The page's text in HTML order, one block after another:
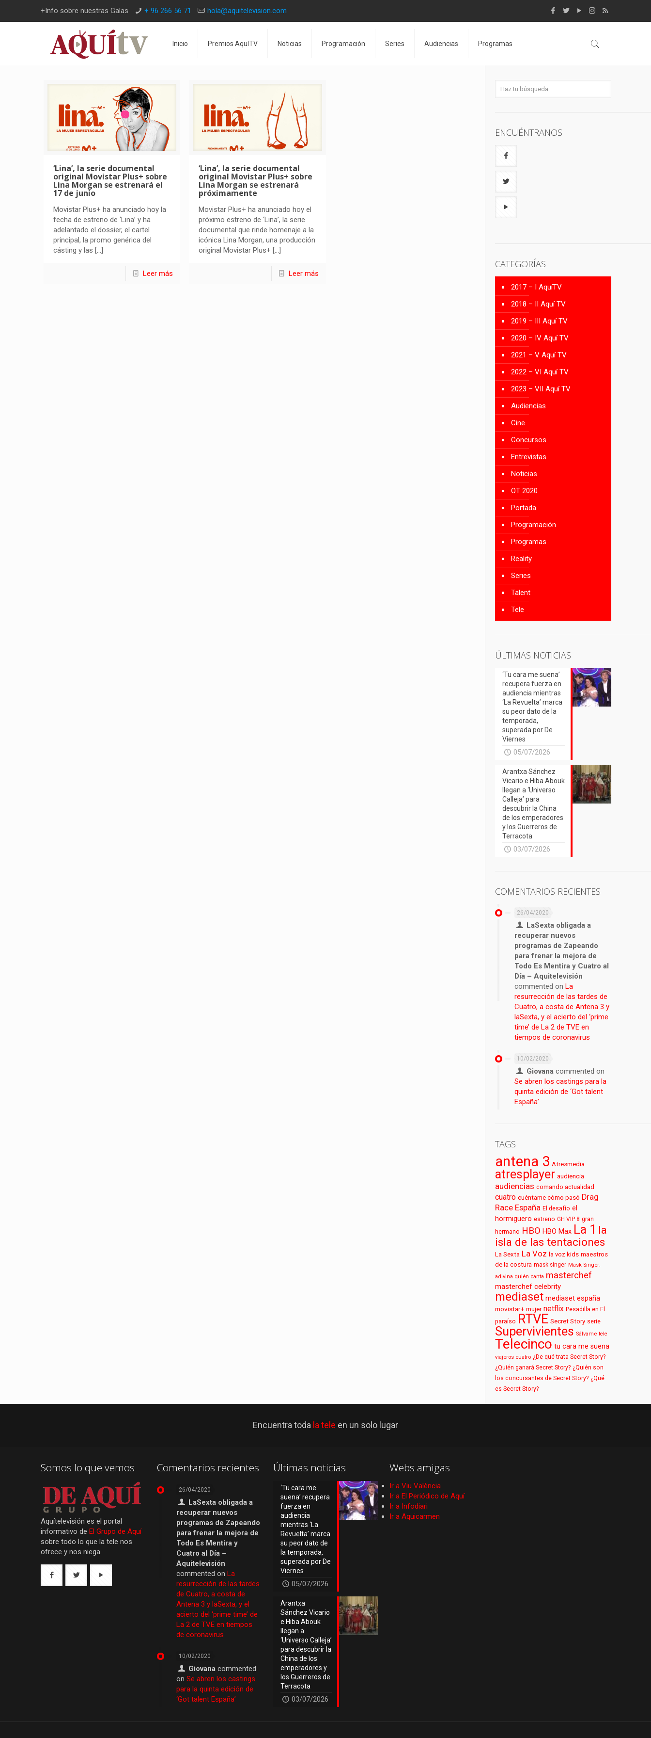
+Info sobre nuestras Galas + 96 266 56 71 hola@aquitelevision.com
Inicio Premios AquíTV Noticias Programación Series Audiencias Programas
‘Lina’, la serie documental
original Movistar Plus+ sobre
Lina Morgan se estrenará el
17 de junio
Movistar Plus+ ha anunciado hoy la
fecha de estreno de ‘Lina’ y ha
adelantado el dossier, el cartel
principal, la promo genérica del
cásting y las […]
Leer más
‘Lina’, la serie documental
original Movistar Plus+ sobre
Lina Morgan se estrenará
próximamente
Movistar Plus+ ha anunciado hoy el
próximo estreno de ‘Lina’, la serie
documental que rinde homenaje a la
icónica Lina Morgan, una producción
original Movistar Plus+ […]
Leer más
ENCUÉNTRANOS
CATEGORÍAS
2017 – I AquíTV
2018 – II Aquí TV
2019 – III Aquí TV
2020 – IV Aquí TV
2021 – V Aquí TV
2022 – VI Aquí TV
2023 – VII Aquí TV
Audiencias
Cine
Concursos
Entrevistas
Noticias
OT 2020
Portada
Programación
Programas
Reality
Series
Talent
Tele
ÚLTIMAS NOTICIAS
‘Tu cara me suena’
recupera fuerza en
audiencia mientras
‘La Revuelta’ marca
su peor dato de la
temporada,
superada por De
Viernes
05/07/2026
Arantxa Sánchez
Vicario e Hiba Abouk
llegan a ‘Universo
Calleja’ para
descubrir la China
de los emperadores
y los Guerreros de
Terracota
03/07/2026
COMENTARIOS RECIENTES
26/04/2020
LaSexta obligada a
recuperar nuevos
programas de Zapeando
para frenar la mejora de
Todo Es Mentira y Cuatro al
Día – Aquitelevisión
commented onLa
resurrección de las tardes de
Cuatro, a costa de Antena 3 y
laSexta, y el acierto del ‘prime
time’ de La 2 de TVE en
tiempos de coronavirus
10/02/2020
Giovana commented on
Se abren los castings para la
quinta edición de ‘Got talent
España’
TAGS
antena 3 Atresmedia
atresplayer audiencia
audiencias comando actualidad
cuatro cuéntame cómo pasó Drag
Race España El desafío el
hormiguero estreno GH VIP 8 gran
hermano HBO HBO Max La 1 la
isla de las tentaciones
La Sexta La Voz la voz kids maestros
de la costura mask singer Mask Singer:
adivina quién canta masterchef
masterchef celebrity
mediaset mediaset españa
movistar+ mujer netflix Pesadilla en El
paraíso RTVE Secret Story serie
Supervivientes Sálvame tele
Telecinco tu cara me suena
viajeros cuatro ¿De qué trata Secret Story?
¿Quién ganará Secret Story? ¿Quién son
los concursantes de Secret Story? ¿Qué
es Secret Story?
Encuentra toda la tele en un solo lugar
Somos lo que vemos
Aquítelevisión es el portal
informativo de El Grupo de Aquí
sobre todo lo que la tele nos
ofrece y nos niega.
Comentarios recientes
26/04/2020
LaSexta obligada a
recuperar nuevos
programas de Zapeando
para frenar la mejora de
Todo Es Mentira y
Cuatro al Día –
Aquitelevisión
commented on La
resurrección de las tardes
de Cuatro, a costa de
Antena 3 y laSexta, y el
acierto del ‘prime time’ de
La 2 de TVE en tiempos
de coronavirus
10/02/2020
Giovana commented
on Se abren los castings
para la quinta edición de
‘Got talent España’
Últimas noticias
‘Tu cara me
suena’ recupera
fuerza en
audiencia
mientras ‘La
Revuelta’ marca
su peor dato de
la temporada,
superada por De
Viernes
05/07/2026
Arantxa
Sánchez Vicario
e Hiba Abouk
llegan a
‘Universo Calleja’
para descubrir la
China de los
emperadores y
los Guerreros de
Terracota
03/07/2026
Webs amigas
Ir a Viu València
Ir a El Periódico de Aquí
Ir a Infodiari
Ir a Aquicarmen